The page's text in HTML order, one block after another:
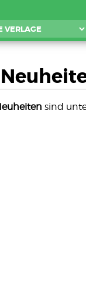
sind